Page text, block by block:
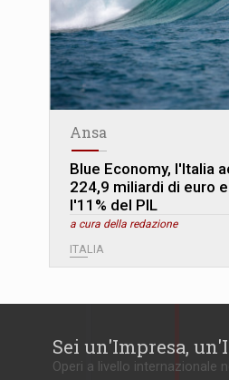
Ansa
Blue Economy, l'Italia
224,9 miliardi di euro
l'11% del PIL
a cura della redazione
ITALIA
Sei un'Impresa,
Operi a livello internazionale